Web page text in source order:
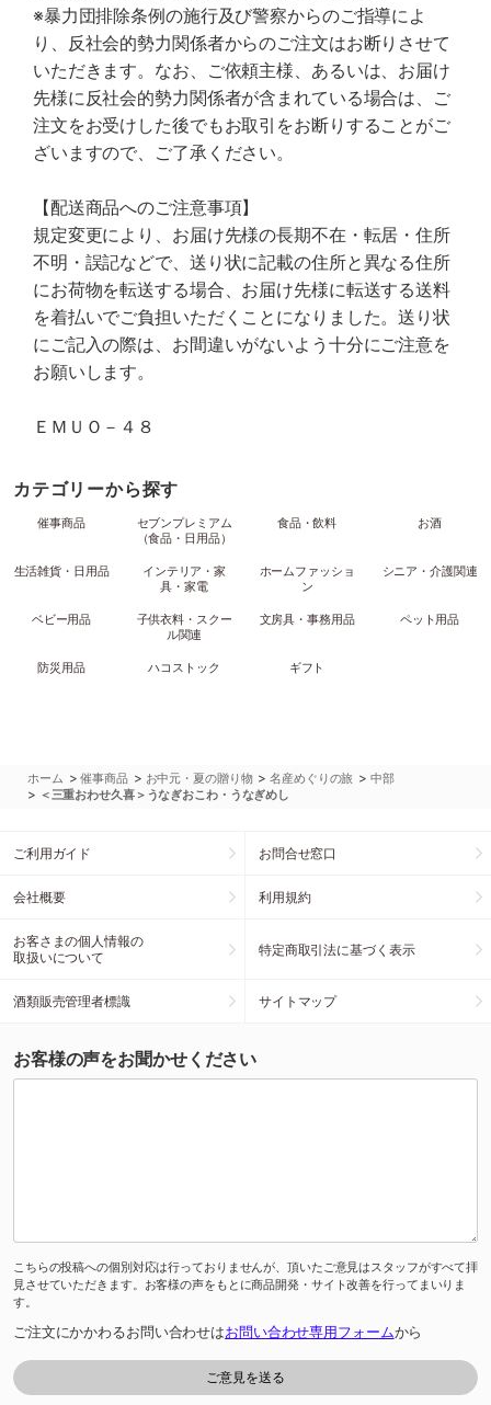
※暴力団排除条例の施行及び警察からのご指導によ
り、反社会的勢力関係者からのご注文はお断りさせて
いただきます。なお、ご依頼主様、あるいは、お届け
先様に反社会的勢力関係者が含まれている場合は、ご
注文をお受けした後でもお取引をお断りすることがご
ざいますので、ご了承ください。
【配送商品へのご注意事項】
規定変更により、お届け先様の長期不在・転居・住所
不明・誤記などで、送り状に記載の住所と異なる住所
にお荷物を転送する場合、お届け先様に転送する送料
を着払いでご負担いただくことになりました。送り状
にご記入の際は、お間違いがないよう十分にご注意を
お願いします。
ＥＭＵＯ－４８
カテゴリーから探す
催事商品
セブンプレミアム
（食品・日用品）
食品・飲料 お酒
生活雑貨・日用品
インテリア・家
具・家電
ホームファッショ
ン
シニア・介護関連
ベビー用品
子供衣料・スクー
ル関連
文房具・事務用品 ペット用品
防災用品 ハコストック ギフト
ホーム >催事商品 > お中元・夏の贈り物 >名産めぐりの旅 >中部
> ＜三重おわせ久喜＞うなぎおこわ・うなぎめし
ご利用ガイド お問合せ窓口
会社概要 利用規約
お客さまの個人情報の
取扱いについて
特定商取引法に基づく表示
酒類販売管理者標識 サイトマップ
お客様の声をお聞かせください
こちらの投稿への個別対応は行っておりませんが、頂いたご意見はスタッフがすべて拝
見させていただきます。お客様の声をもとに商品開発・サイト改善を行ってまいりま
す。
ご注文にかかわるお問い合わせはお問い合わせ専用フォームから